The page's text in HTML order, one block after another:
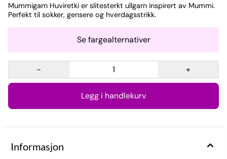
Mummigarn Huviretki er slitesterkt ullgarn inspirert av Mummi.
Perfekt til sokker, gensere og hverdagsstrikk.
Se fargealternativer
- +
Informasjon